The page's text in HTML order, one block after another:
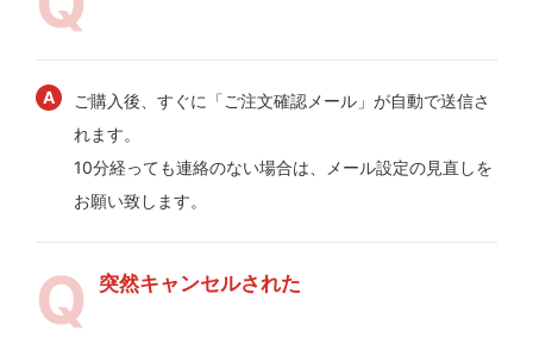
ご購入後、すぐに「ご注文確認メール」が自動で送信さ
れます。
10分経っても連絡のない場合は、メール設定の見直しを
お願い致します。
突然キャンセルされた